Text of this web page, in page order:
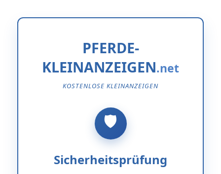
PFERDE-
KLEINANZEIGEN
KOSTENLOSE KLEINANZEIGEN
Sicherheitsprüfung